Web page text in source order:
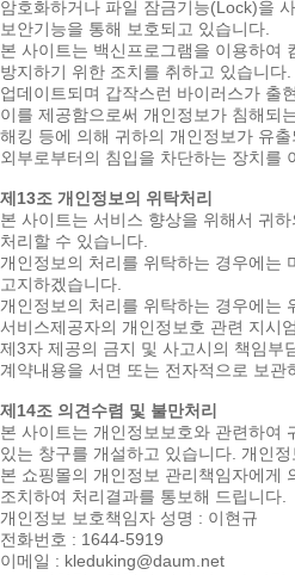
암호화하거나 파일 잠금기능(Lock)을
보안기능을 통해 보호되고 있습니다.
본 사이트는 백신프로그램을 이용하여
방지하기 위한 조치를 취하고 있습니다
업데이트되며 갑작스런 바이러스가 출
이를 제공함으로써 개인정보가 침해되
해킹 등에 의해 귀하의 개인정보가 유
외부로부터의 침입을 차단하는 장치를
제13조 개인정보의 위탁처리
본 사이트는 서비스 향상을 위해서 귀
처리할 수 있습니다.
개인정보의 처리를 위탁하는 경우에는
고지하겠습니다.
개인정보의 처리를 위탁하는 경우에는
서비스제공자의 개인정보호 관련 지시
제3자 제공의 금지 및 사고시의 책임부
계약내용을 서면 또는 전자적으로 보관
제14조 의견수렴 및 불만처리
본 사이트는 개인정보보호와 관련하여
있는 창구를 개설하고 있습니다. 개인
본 쇼핑몰의 개인정보 관리책임자에게
조치하여 처리결과를 통보해 드립니다.
개인정보 보호책임자 성명 : 이현규
전화번호 : 1644-5919
이메일 : kleduking@daum.net